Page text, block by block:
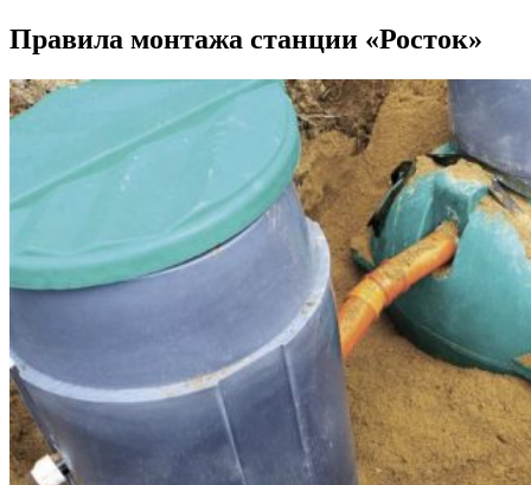
Правила монтажа станции «Росток»